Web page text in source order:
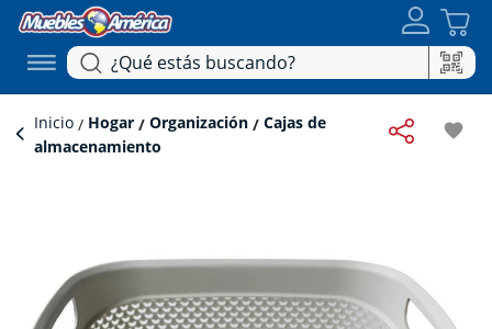
Inicio Hogar Organización Cajas de
almacenamiento
favorite